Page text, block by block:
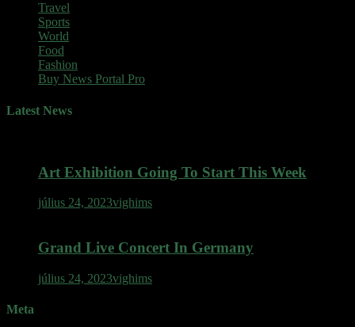
Travel
Sports
World
Food
Fashion
Buy News Portal Pro
Latest News
Art Exhibition Going To Start This Week
július 24, 2023vighims
Grand Live Concert In Germany
július 24, 2023vighims
Meta